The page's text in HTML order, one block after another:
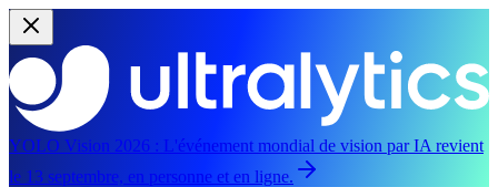
YOLO Vision 2026 : L'événement mondial de vision par IA revient
le 13 septembre, en personne et en ligne.